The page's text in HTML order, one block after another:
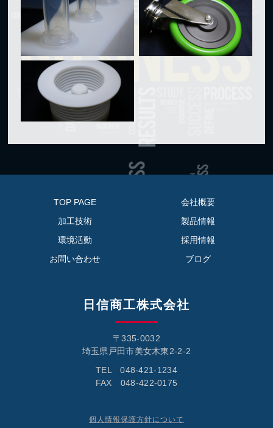
TOP PAGE
会社概要
加工技術
製品情報
環境活動
採用情報
お問い合わせ
ブログ
日信商工株式会社
〒335-0032
埼玉県戸田市美女木東2-2-2
TEL 048-421-1234
FAX 048-422-0175
個人情報保護方針について